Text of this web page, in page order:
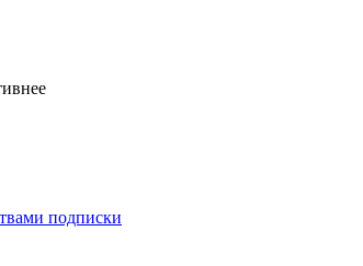
подписки